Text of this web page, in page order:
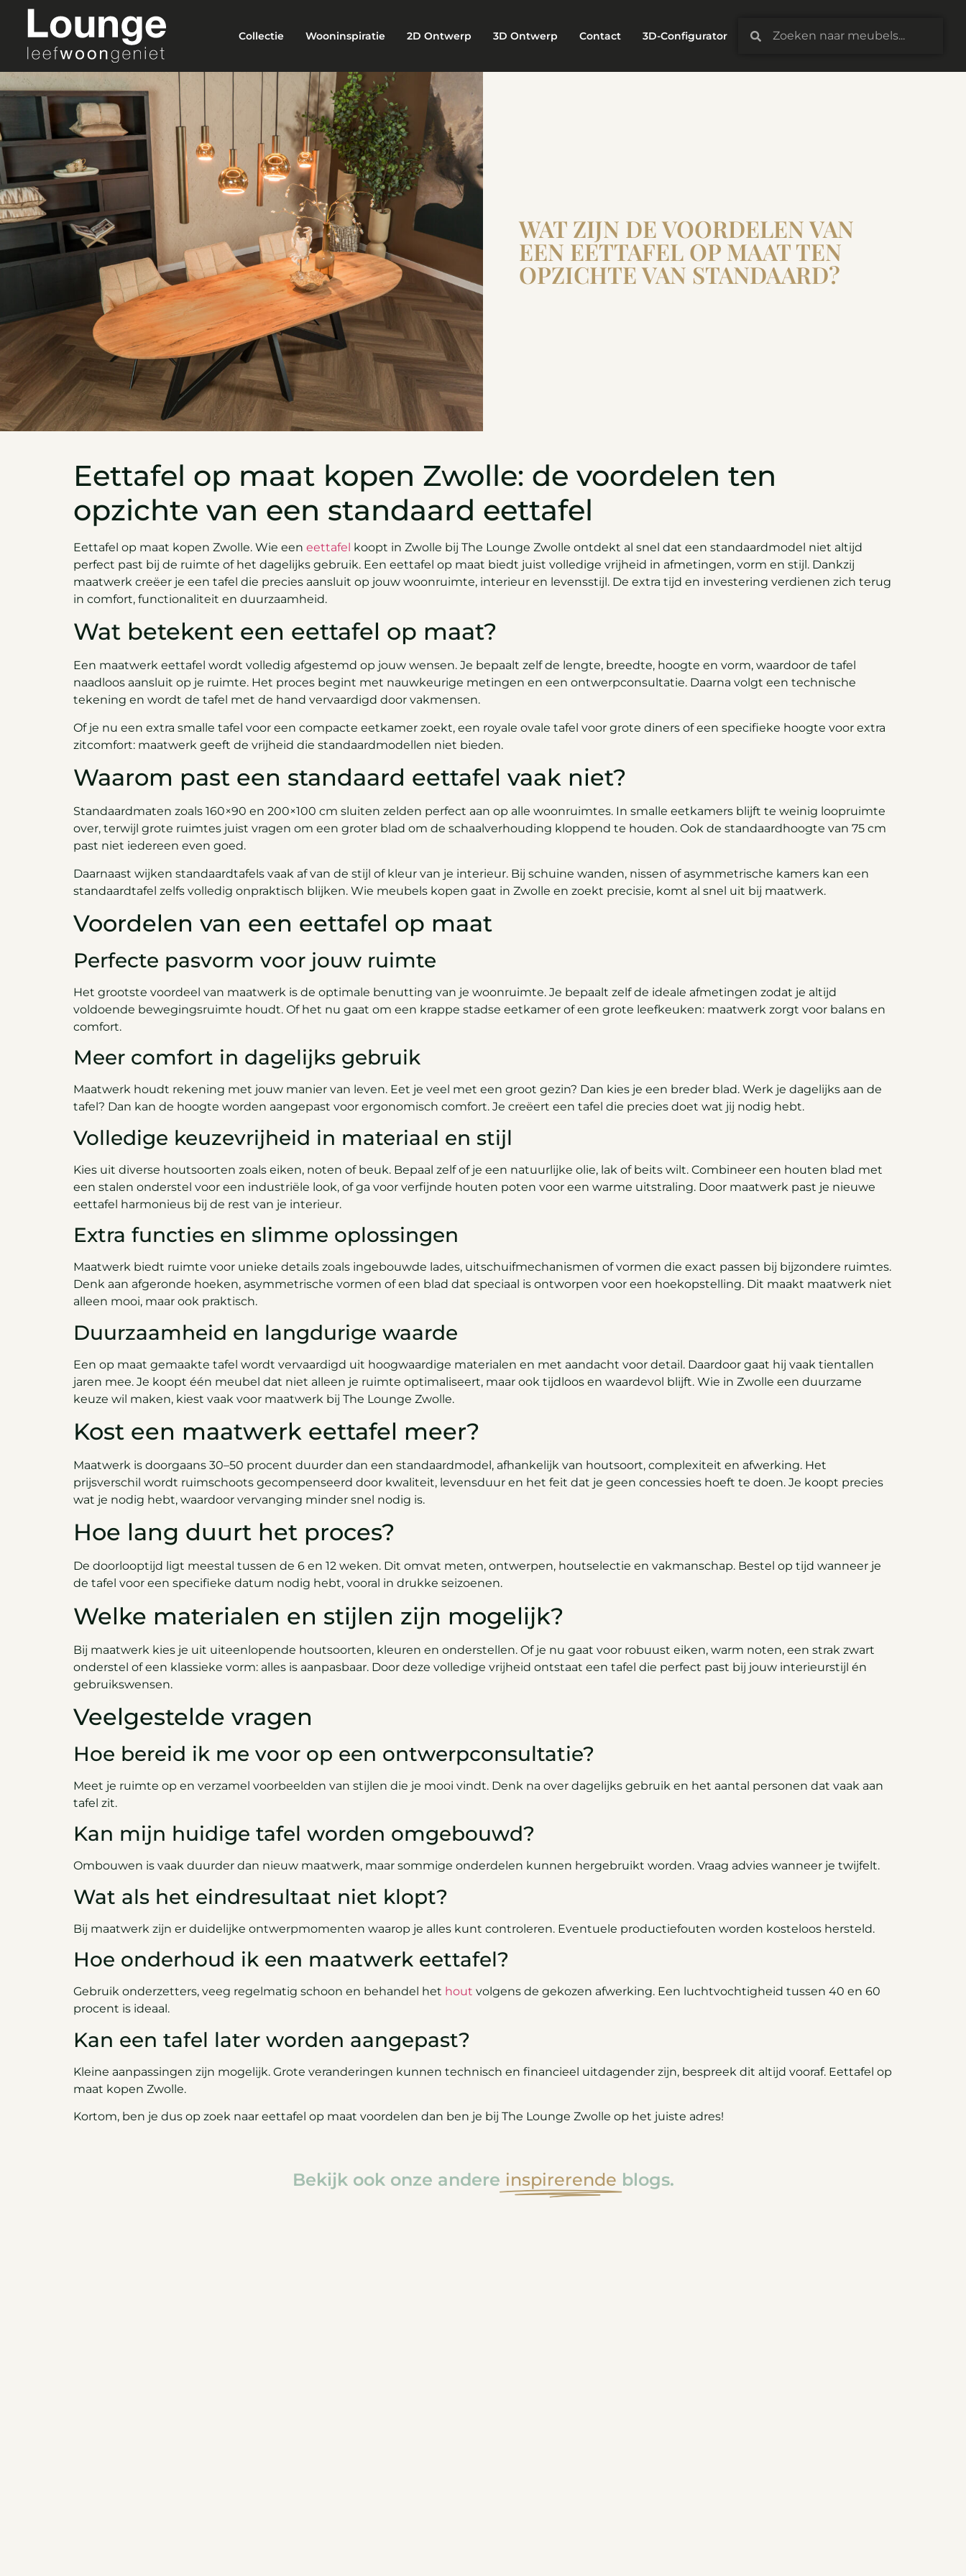
Collectie Wooninspiratie 2D Ontwerp 3D Ontwerp Contact 3D-Configurator
WAT ZIJN DE VOORDELEN VAN
EEN EETTAFEL OP MAAT TEN
OPZICHTE VAN STANDAARD?
Eettafel op maat kopen Zwolle: de voordelen ten
opzichte van een standaard eettafel
Eettafel op maat kopen Zwolle. Wie een eettafel koopt in Zwolle bij The Lounge Zwolle ontdekt al snel dat een standaardmodel niet altijd
perfect past bij de ruimte of het dagelijks gebruik. Een eettafel op maat biedt juist volledige vrijheid in afmetingen, vorm en stijl. Dankzij
maatwerk creëer je een tafel die precies aansluit op jouw woonruimte, interieur en levensstijl. De extra tijd en investering verdienen zich terug
in comfort, functionaliteit en duurzaamheid.
Wat betekent een eettafel op maat?
Een maatwerk eettafel wordt volledig afgestemd op jouw wensen. Je bepaalt zelf de lengte, breedte, hoogte en vorm, waardoor de tafel
naadloos aansluit op je ruimte. Het proces begint met nauwkeurige metingen en een ontwerpconsultatie. Daarna volgt een technische
tekening en wordt de tafel met de hand vervaardigd door vakmensen.
Of je nu een extra smalle tafel voor een compacte eetkamer zoekt, een royale ovale tafel voor grote diners of een specifieke hoogte voor extra
zitcomfort: maatwerk geeft de vrijheid die standaardmodellen niet bieden.
Waarom past een standaard eettafel vaak niet?
Standaardmaten zoals 160×90 en 200×100 cm sluiten zelden perfect aan op alle woonruimtes. In smalle eetkamers blijft te weinig loopruimte
over, terwijl grote ruimtes juist vragen om een groter blad om de schaalverhouding kloppend te houden. Ook de standaardhoogte van 75 cm
past niet iedereen even goed.
Daarnaast wijken standaardtafels vaak af van de stijl of kleur van je interieur. Bij schuine wanden, nissen of asymmetrische kamers kan een
standaardtafel zelfs volledig onpraktisch blijken. Wie meubels kopen gaat in Zwolle en zoekt precisie, komt al snel uit bij maatwerk.
Voordelen van een eettafel op maat
Perfecte pasvorm voor jouw ruimte
Het grootste voordeel van maatwerk is de optimale benutting van je woonruimte. Je bepaalt zelf de ideale afmetingen zodat je altijd
voldoende bewegingsruimte houdt. Of het nu gaat om een krappe stadse eetkamer of een grote leefkeuken: maatwerk zorgt voor balans en
comfort.
Meer comfort in dagelijks gebruik
Maatwerk houdt rekening met jouw manier van leven. Eet je veel met een groot gezin? Dan kies je een breder blad. Werk je dagelijks aan de
tafel? Dan kan de hoogte worden aangepast voor ergonomisch comfort. Je creëert een tafel die precies doet wat jij nodig hebt.
Volledige keuzevrijheid in materiaal en stijl
Kies uit diverse houtsoorten zoals eiken, noten of beuk. Bepaal zelf of je een natuurlijke olie, lak of beits wilt. Combineer een houten blad met
een stalen onderstel voor een industriële look, of ga voor verfijnde houten poten voor een warme uitstraling. Door maatwerk past je nieuwe
eettafel harmonieus bij de rest van je interieur.
Extra functies en slimme oplossingen
Maatwerk biedt ruimte voor unieke details zoals ingebouwde lades, uitschuifmechanismen of vormen die exact passen bij bijzondere ruimtes.
Denk aan afgeronde hoeken, asymmetrische vormen of een blad dat speciaal is ontworpen voor een hoekopstelling. Dit maakt maatwerk niet
alleen mooi, maar ook praktisch.
Duurzaamheid en langdurige waarde
Een op maat gemaakte tafel wordt vervaardigd uit hoogwaardige materialen en met aandacht voor detail. Daardoor gaat hij vaak tientallen
jaren mee. Je koopt één meubel dat niet alleen je ruimte optimaliseert, maar ook tijdloos en waardevol blijft. Wie in Zwolle een duurzame
keuze wil maken, kiest vaak voor maatwerk bij The Lounge Zwolle.
Kost een maatwerk eettafel meer?
Maatwerk is doorgaans 30–50 procent duurder dan een standaardmodel, afhankelijk van houtsoort, complexiteit en afwerking. Het
prijsverschil wordt ruimschoots gecompenseerd door kwaliteit, levensduur en het feit dat je geen concessies hoeft te doen. Je koopt precies
wat je nodig hebt, waardoor vervanging minder snel nodig is.
Hoe lang duurt het proces?
De doorlooptijd ligt meestal tussen de 6 en 12 weken. Dit omvat meten, ontwerpen, houtselectie en vakmanschap. Bestel op tijd wanneer je
de tafel voor een specifieke datum nodig hebt, vooral in drukke seizoenen.
Welke materialen en stijlen zijn mogelijk?
Bij maatwerk kies je uit uiteenlopende houtsoorten, kleuren en onderstellen. Of je nu gaat voor robuust eiken, warm noten, een strak zwart
onderstel of een klassieke vorm: alles is aanpasbaar. Door deze volledige vrijheid ontstaat een tafel die perfect past bij jouw interieurstijl én
gebruikswensen.
Veelgestelde vragen
Hoe bereid ik me voor op een ontwerpconsultatie?
Meet je ruimte op en verzamel voorbeelden van stijlen die je mooi vindt. Denk na over dagelijks gebruik en het aantal personen dat vaak aan
tafel zit.
Kan mijn huidige tafel worden omgebouwd?
Ombouwen is vaak duurder dan nieuw maatwerk, maar sommige onderdelen kunnen hergebruikt worden. Vraag advies wanneer je twijfelt.
Wat als het eindresultaat niet klopt?
Bij maatwerk zijn er duidelijke ontwerpmomenten waarop je alles kunt controleren. Eventuele productiefouten worden kosteloos hersteld.
Hoe onderhoud ik een maatwerk eettafel?
Gebruik onderzetters, veeg regelmatig schoon en behandel het hout volgens de gekozen afwerking. Een luchtvochtigheid tussen 40 en 60
procent is ideaal.
Kan een tafel later worden aangepast?
Kleine aanpassingen zijn mogelijk. Grote veranderingen kunnen technisch en financieel uitdagender zijn, bespreek dit altijd vooraf. Eettafel op
maat kopen Zwolle.
Kortom, ben je dus op zoek naar eettafel op maat voordelen dan ben je bij The Lounge Zwolle op het juiste adres!
Bekijk ook onze andere inspirerende blogs.